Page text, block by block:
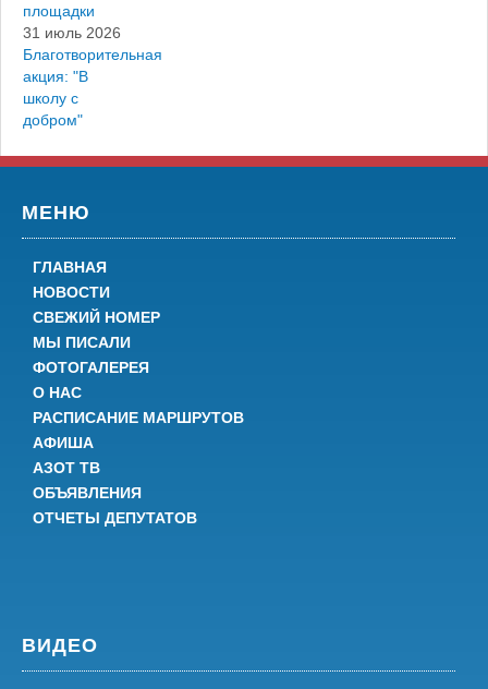
площадки
31 июль 2026
Благотворительная
акция: "В
школу с
добром"
МЕНЮ
ГЛАВНАЯ
НОВОСТИ
СВЕЖИЙ НОМЕР
МЫ ПИСАЛИ
ФОТОГАЛЕРЕЯ
О НАС
РАСПИСАНИЕ МАРШРУТОВ
АФИША
АЗОТ ТВ
ОБЪЯВЛЕНИЯ
ОТЧЕТЫ ДЕПУТАТОВ
ВИДЕО